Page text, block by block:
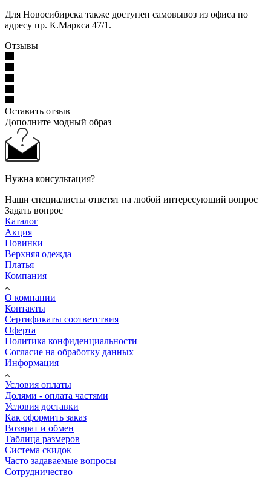
Для Новосибирска также доступен самовывоз из офиса по
адресу пр. К.Маркса 47/1.
Отзывы
Оставить отзыв
Дополните модный образ
Нужна консультация?
Наши специалисты ответят на любой интересующий вопрос
Задать вопрос
Каталог
Акция
Новинки
Верхняя одежда
Платья
Компания
О компании
Контакты
Сертификаты соответствия
Оферта
Политика конфиденциальности
Согласие на обработку данных
Информация
Условия оплаты
Долями - оплата частями
Условия доставки
Как оформить заказ
Возврат и обмен
Таблица размеров
Система скидок
Часто задаваемые вопросы
Сотрудничество